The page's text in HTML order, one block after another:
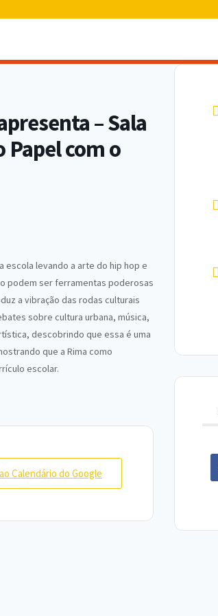
– Sala
Papel com o
escola levando a arte do hip hop e
podem ser ferramentas poderosas
a vibração das rodas culturais
sobre cultura urbana, música,
descobrindo que essa é uma
que a Rima como
escolar.
Calendário do Google